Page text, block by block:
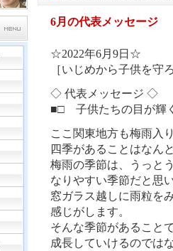
6月の代表メッセージ
☆2022年6月9日☆
［いじめから子供を守
◇ 代表メッセージ ◇
■□ 子供たちの目が輝
ここ関東地方も梅雨入
四季があることはなん
梅雨の季節は、うっと
なりやすい季節だと思
窓ガラス越しに雨粒を
感じがします。
そんな季節があること
成長していけるのでは